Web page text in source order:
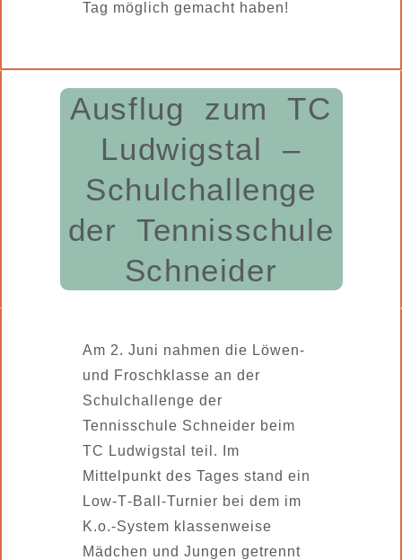
Tag möglich gemacht haben!
Ausflug zum TC
Ludwigstal –
Schulchallenge
der Tennisschule
Schneider
Am 2. Juni nahmen die Löwen-
und Froschklasse an der
Schulchallenge der
Tennisschule Schneider beim
TC Ludwigstal teil. Im
Mittelpunkt des Tages stand ein
Low‑T‑Ball‑Turnier bei dem im
K.o.-System klassenweise
Mädchen und Jungen getrennt